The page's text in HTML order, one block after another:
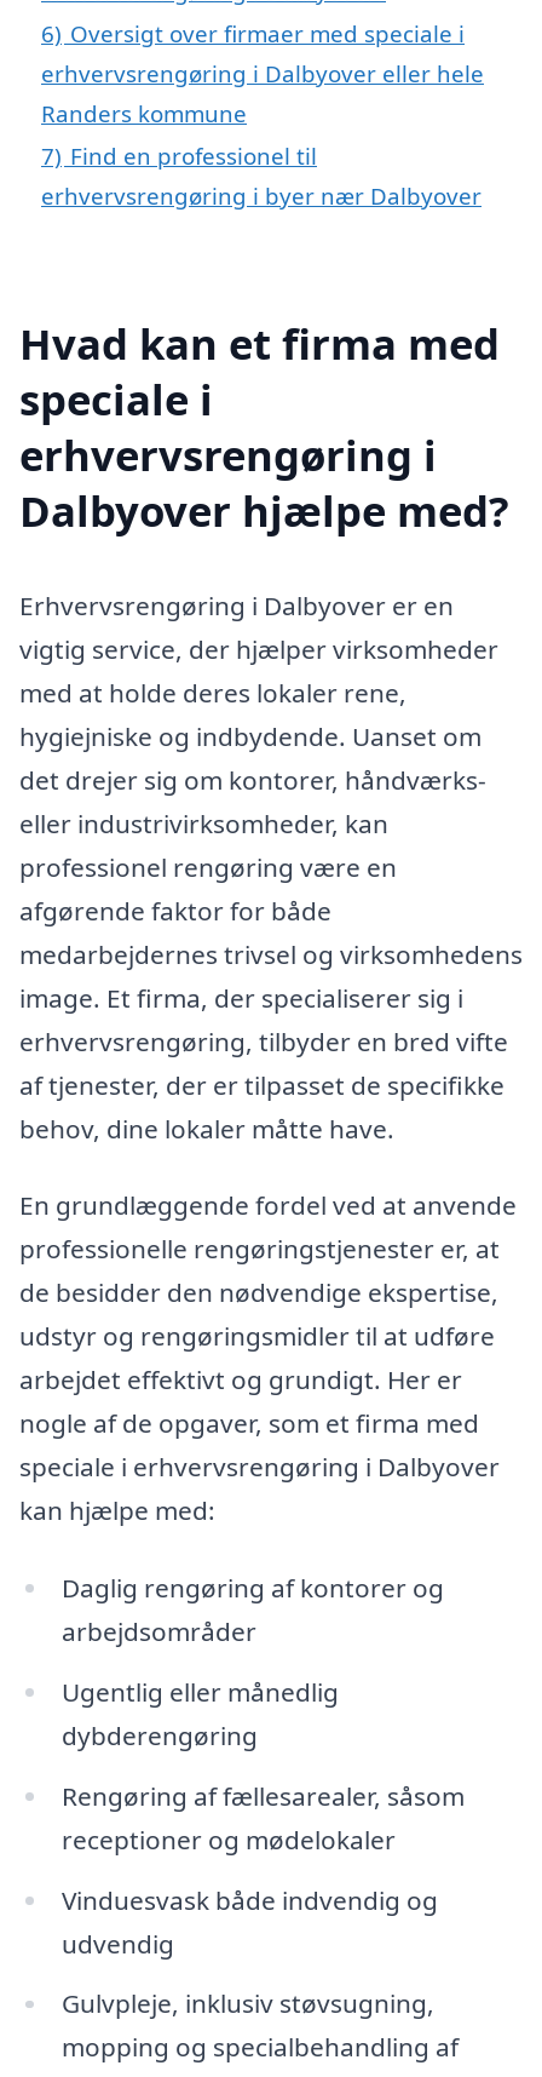
6) Oversigt over firmaer med speciale i
erhvervsrengøring i Dalbyover eller hele
Randers kommune
7) Find en professionel til
erhvervsrengøring i byer nær Dalbyover
Hvad kan et firma med
speciale i
erhvervsrengøring i
Dalbyover hjælpe med?
Erhvervsrengøring i Dalbyover er en
vigtig service, der hjælper virksomheder
med at holde deres lokaler rene,
hygiejniske og indbydende. Uanset om
det drejer sig om kontorer, håndværks-
eller industrivirksomheder, kan
professionel rengøring være en
afgørende faktor for både
medarbejdernes trivsel og virksomhedens
image. Et firma, der specialiserer sig i
erhvervsrengøring, tilbyder en bred vifte
af tjenester, der er tilpasset de specifikke
behov, dine lokaler måtte have.
En grundlæggende fordel ved at anvende
professionelle rengøringstjenester er, at
de besidder den nødvendige ekspertise,
udstyr og rengøringsmidler til at udføre
arbejdet effektivt og grundigt. Her er
nogle af de opgaver, som et firma med
speciale i erhvervsrengøring i Dalbyover
kan hjælpe med:
Daglig rengøring af kontorer og
arbejdsområder
Ugentlig eller månedlig
dybderengøring
Rengøring af fællesarealer, såsom
receptioner og mødelokaler
Vinduesvask både indvendig og
udvendig
Gulvpleje, inklusiv støvsugning,
mopping og specialbehandling af